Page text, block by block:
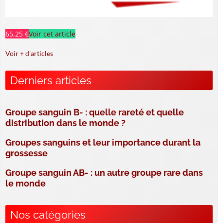
65,25 €Voir cet article
Voir + d'articles
Derniers articles
Groupe sanguin B- : quelle rareté et quelle
distribution dans le monde ?
Groupes sanguins et leur importance durant la
grossesse
Groupe sanguin AB- : un autre groupe rare dans
le monde
Nos catégories